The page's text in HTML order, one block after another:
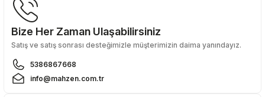
Bize Her Zaman Ulaşabilirsiniz
Satış ve satış sonrası desteğimizle müşterimizin daima yanındayız.
5386867668
info@mahzen.com.tr